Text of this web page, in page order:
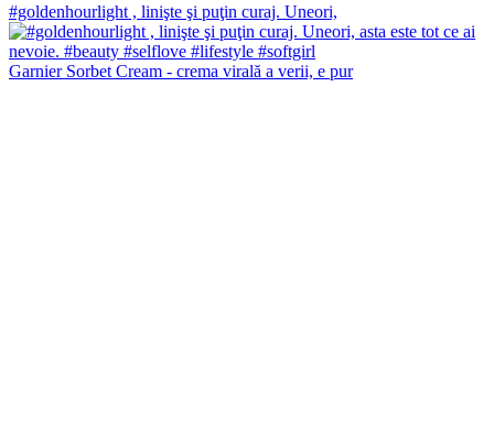
#goldenhourlight , linişte şi puţin curaj. Uneori,
Garnier Sorbet Cream - crema virală a verii, e pur